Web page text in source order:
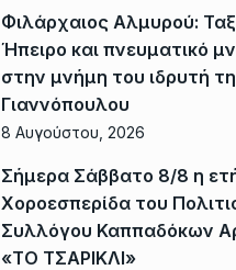
Φιλάρχαιος Αλμυρού:
Ήπειρο και πνευματικό
στην μνήμη του ιδρυτή
Γιαννόπουλου
8 Αυγούστου, 2026
Σήμερα Σάββατο 8/8 η
Χοροεσπερίδα του
Συλλόγου Καππαδόκων
«ΤΟ ΤΣΑΡΙΚΛΙ»